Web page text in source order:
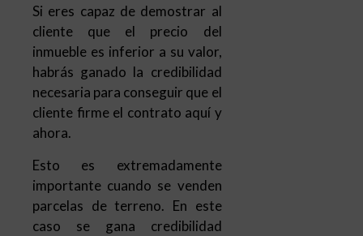
Si eres capaz de demostrar al
cliente que el precio del
inmueble es inferior a su valor,
habrás ganado la credibilidad
necesaria para conseguir que el
cliente firme el contrato aquí y
ahora.
Esto es extremadamente
importante cuando se venden
parcelas de terreno. En este
caso se gana credibilidad